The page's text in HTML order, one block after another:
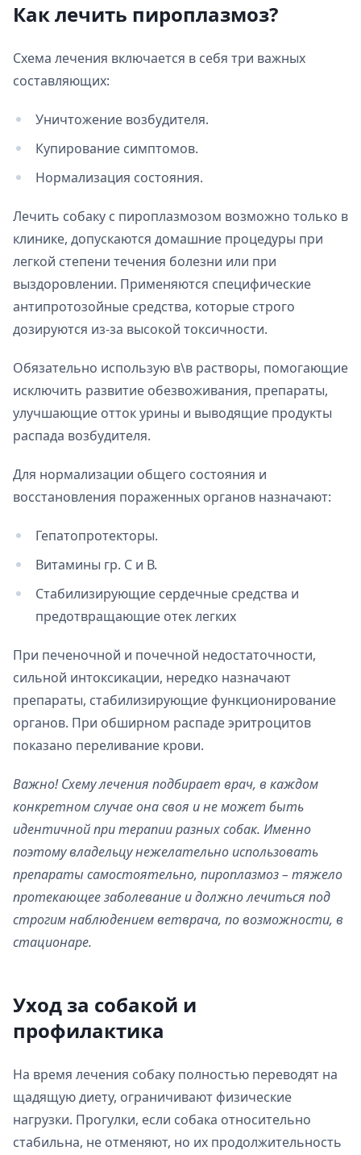
Как лечить пироплазмоз?
Схема лечения включается в себя три важных
составляющих:
Уничтожение возбудителя.
Купирование симптомов.
Нормализация состояния.
Лечить собаку с пироплазмозом возможно только в
клинике, допускаются домашние процедуры при
легкой степени течения болезни или при
выздоровлении. Применяются специфические
антипротозойные средства, которые строго
дозируются из-за высокой токсичности.
Обязательно использую в\в растворы, помогающие
исключить развитие обезвоживания, препараты,
улучшающие отток урины и выводящие продукты
распада возбудителя.
Для нормализации общего состояния и
восстановления пораженных органов назначают:
Гепатопротекторы.
Витамины гр. С и В.
Стабилизирующие сердечные средства и
предотвращающие отек легких
При печеночной и почечной недостаточности,
сильной интоксикации, нередко назначают
препараты, стабилизирующие функционирование
органов. При обширном распаде эритроцитов
показано переливание крови.
Важно! Схему лечения подбирает врач, в каждом
конкретном случае она своя и не может быть
идентичной при терапии разных собак. Именно
поэтому владельцу нежелательно использовать
препараты самостоятельно, пироплазмоз – тяжело
протекающее заболевание и должно лечиться под
строгим наблюдением ветврача, по возможности, в
стационаре.
Уход за собакой и
профилактика
На время лечения собаку полностью переводят на
щадящую диету, ограничивают физические
нагрузки. Прогулки, если собака относительно
стабильна, не отменяют, но их продолжительность